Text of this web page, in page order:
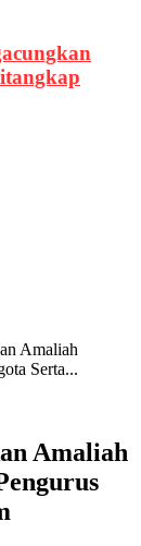
Amaliah
Serta...
Amaliah